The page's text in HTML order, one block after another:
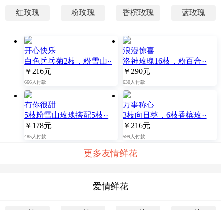
红玫瑰 粉玫瑰 香槟玫瑰 蓝玫瑰
开心快乐
白色乒乓菊2枝，粉雪山··
￥216元
666人付款
浪漫惊喜
洛神玫瑰16枝，粉百合··
￥290元
630人付款
有你很甜
5枝粉雪山玫瑰搭配5枝··
￥178元
485人付款
万事称心
3枝向日葵，6枝香槟玫··
￥216元
599人付款
更多友情鲜花
爱情鲜花